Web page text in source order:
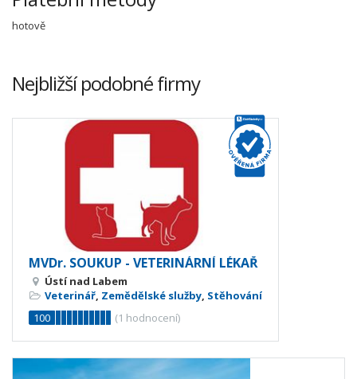
hotově
Nejbližší podobné firmy
MVDr. SOUKUP - VETERINÁRNÍ LÉKAŘ
Ústí nad Labem
Veterinář, Zemědělské služby, Stěhování
100
(1 hodnocení)